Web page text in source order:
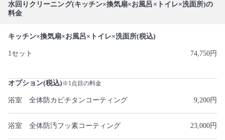
水回りクリーニング(キッチン×換気扇×お風呂×トイレ×洗面所)の
料金
キッチン×換気扇×お風呂×トイレ×洗面所(税込)
1セット 74,750円
オプション(税込)※1点目の料金
浴室 全体防カビチタンコーティング 9,200円
浴室 全体防汚フッ素コーティング 23,000円